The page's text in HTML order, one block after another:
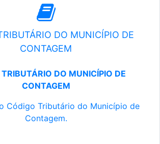
DO MUNICÍPIO DE
CONTAGEM
DO MUNICÍPIO DE
CONTAGEM
Código Tributário do Município de
Contagem.